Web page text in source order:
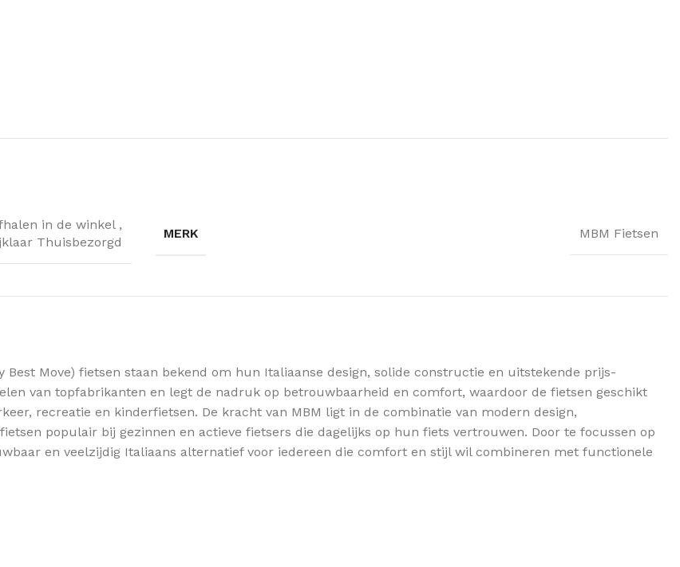
in de winkel ,
Thuisbezorgd
MERK MBM Fietsen
Best Move) fietsen staan bekend om hun Italiaanse design, solide constructie en uitstekende prijs-
van topfabrikanten en legt de nadruk op betrouwbaarheid en comfort, waardoor de fietsen geschikt
recreatie en kinderfietsen. De kracht van MBM ligt in de combinatie van modern design,
populair bij gezinnen en actieve fietsers die dagelijks op hun fiets vertrouwen. Door te focussen op
en veelzijdig Italiaans alternatief voor iedereen die comfort en stijl wil combineren met functionele